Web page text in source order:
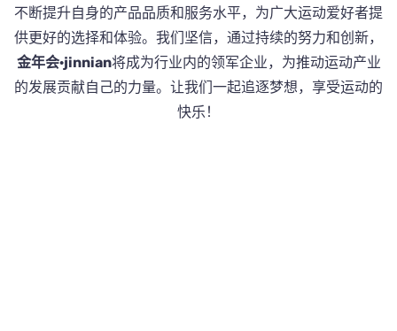
不断提升自身的产品品质和服务水平，为广大运动爱好者提
供更好的选择和体验。我们坚信，通过持续的努力和创新，
金年会·jinnian将成为行业内的领军企业，为推动运动产业
的发展贡献自己的力量。让我们一起追逐梦想，享受运动的
快乐！